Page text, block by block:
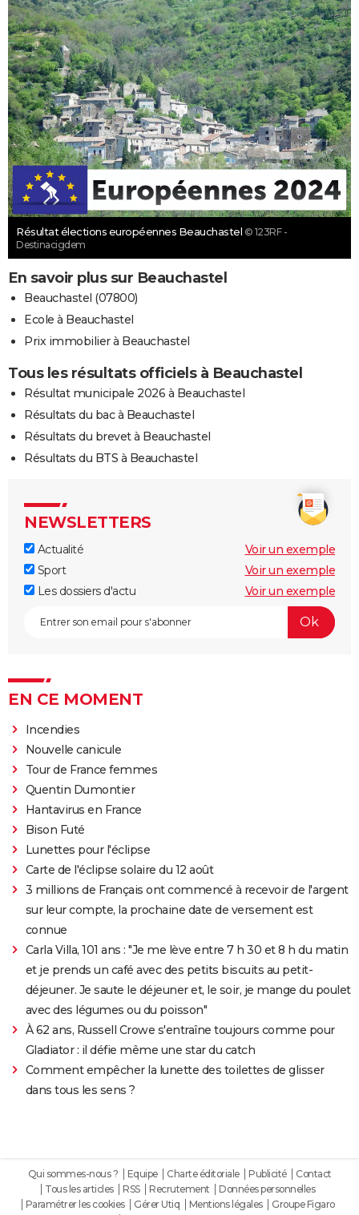
Résultat élections européennes Beauchastel © 123RF -
Destinacigdem
En savoir plus sur Beauchastel
Beauchastel (07800)
Ecole à Beauchastel
Prix immobilier à Beauchastel
Tous les résultats officiels à Beauchastel
Résultat municipale 2026 à Beauchastel
Résultats du bac à Beauchastel
Résultats du brevet à Beauchastel
Résultats du BTS à Beauchastel
NEWSLETTERS
Actualité
Voir un exemple
Sport
Voir un exemple
Les dossiers d'actu
Voir un exemple
EN CE MOMENT
Incendies
Nouvelle canicule
Tour de France femmes
Quentin Dumontier
Hantavirus en France
Bison Futé
Lunettes pour l'éclipse
Carte de l'éclipse solaire du 12 août
3 millions de Français ont commencé à recevoir de l'argent
sur leur compte, la prochaine date de versement est
connue
Carla Villa, 101 ans : "Je me lève entre 7 h 30 et 8 h du matin
et je prends un café avec des petits biscuits au petit-
déjeuner. Je saute le déjeuner et, le soir, je mange du poulet
avec des légumes ou du poisson"
À 62 ans, Russell Crowe s'entraîne toujours comme pour
Gladiator : il défie même une star du catch
Comment empêcher la lunette des toilettes de glisser
dans tous les sens ?
Qui sommes-nous ? Equipe Charte éditoriale Publicité
Contact
Tous les articles
RSS Recrutement
Données personnelles
Paramétrer les cookies
Gérer Utiq Mentions légales
Groupe Figaro